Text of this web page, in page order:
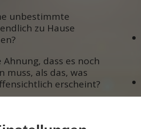
unbestimmte
zu Hause
Ahnung, dass es noch
muss, als das, was
erscheint?